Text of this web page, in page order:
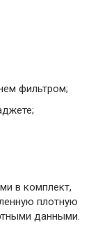
фильтром;
в комплект,
плотную
данными.